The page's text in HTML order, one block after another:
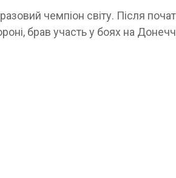
чемпіон світу. Після
брав участь у боях на